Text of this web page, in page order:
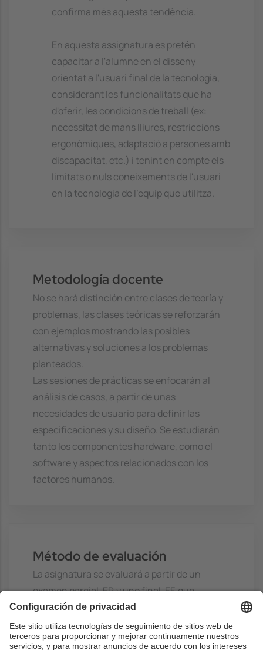
confirma més aquesta tendència.
En aquesta assignatura es pretén
capacitar a l'alumne en el disseny
orientat a l'usuari final de la tecnologia,
considerant les funcionalitats que ha
d'oferir, les condicions de treball (ex:
necessitat de mans lliures, restriccions
ergonòmiques, adaptació a persones amb
discapacitat, etc.) i tenint en compte els
limitats o nuls coneixements de l'usuari
en la tecnologia de l'equip que utilitza.
Metodología docente
No se hará distinción entre clases de teoría y
problemas, las clases teóricas se reforzarán
con ejemplos mostrando las posibles
alternativas y soluciones a los problemas
planteados.
Las sesiones de prácticas se enfocarán al
análisis de casos, a partir de unas
necesidades de usuario para definir las
especificaciones y su diseño. Se estudiarán
tanto los componentes hardware, como el
software y aspectos relacionados con los
factores humanos.
Método de evaluación
La asignatura se evaluará a partir de un
examen parcial, EP, y uno final, EF, que
comprenderá toda la asignatura, así como de
la evaluación de los análisis de casos, AC.